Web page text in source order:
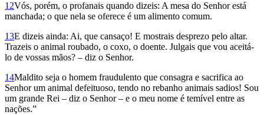
12Vós, porém, o profanais quando dizeis: A mesa do Senhor está
manchada; o que nela se oferece é um alimento comum.
13E dizeis ainda: Ai, que cansaço! E mostrais desprezo pelo altar.
Trazeis o animal roubado, o coxo, o doente. Julgais que vou aceitá-
lo de vossas mãos? – diz o Senhor.
14Maldito seja o homem fraudulento que consagra e sacrifica ao
Senhor um animal defeituoso, tendo no rebanho animais sadios! Sou
um grande Rei – diz o Senhor – e o meu nome é temível entre as
nações.”